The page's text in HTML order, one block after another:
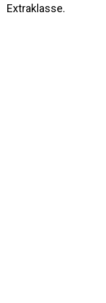
Extraklasse.